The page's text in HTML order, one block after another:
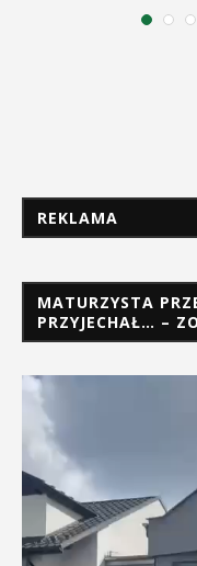
REKLAMA
MATURZYSTA
PRZYJECHAŁ… –
Odtwarzacz